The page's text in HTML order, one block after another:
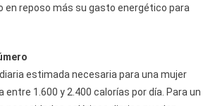
en reposo más su gasto energético para
estimada necesaria para una mujer
entre 1.600 y 2.400 calorías por día. Para un